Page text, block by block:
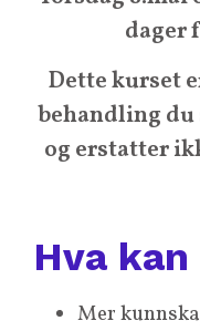
dager
Dette kurset
behandling du
og erstatter
Hva
Mer